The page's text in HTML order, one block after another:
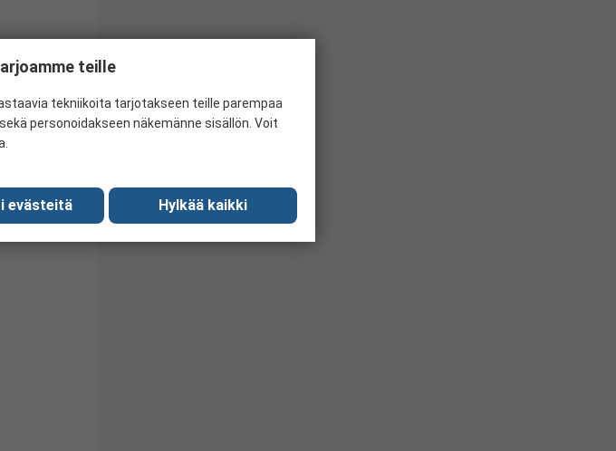
teille
tekniikoita tarjotakseen teille parempaa
personoidakseen näkemänne sisällön. Voit
evästeitä Hylkää kaikki